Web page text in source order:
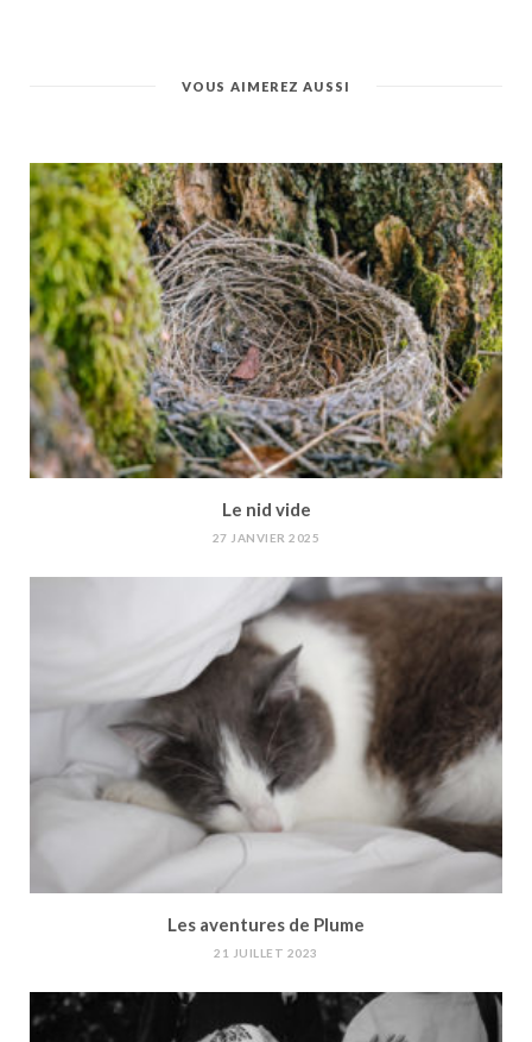
VOUS AIMEREZ AUSSI
Le nid vide
27 JANVIER 2025
Les aventures de Plume
21 JUILLET 2023